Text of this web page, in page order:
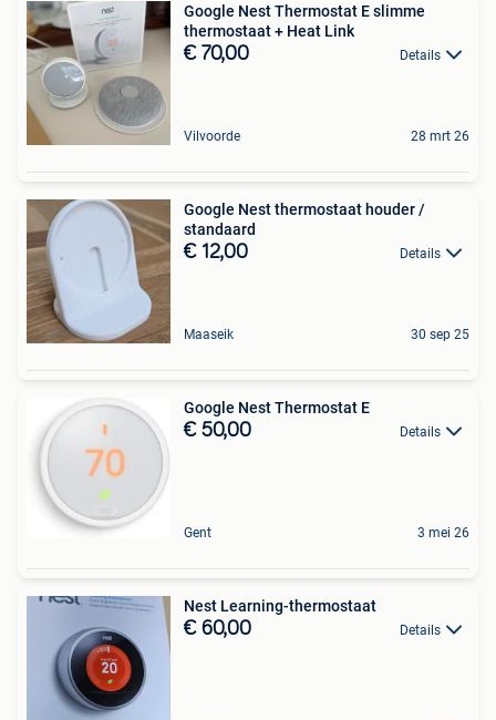
Google Nest Thermostat E slimme
thermostaat + Heat Link
€ 70,00 Details
Vilvoorde 28 mrt 26
Google Nest thermostaat houder /
standaard
€ 12,00 Details
Maaseik 30 sep 25
Google Nest Thermostat E
€ 50,00 Details
Gent 3 mei 26
Nest Learning-thermostaat
€ 60,00 Details